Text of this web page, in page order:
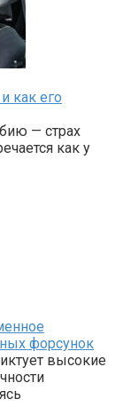
как его
— страх
как у
форсунок
высокие